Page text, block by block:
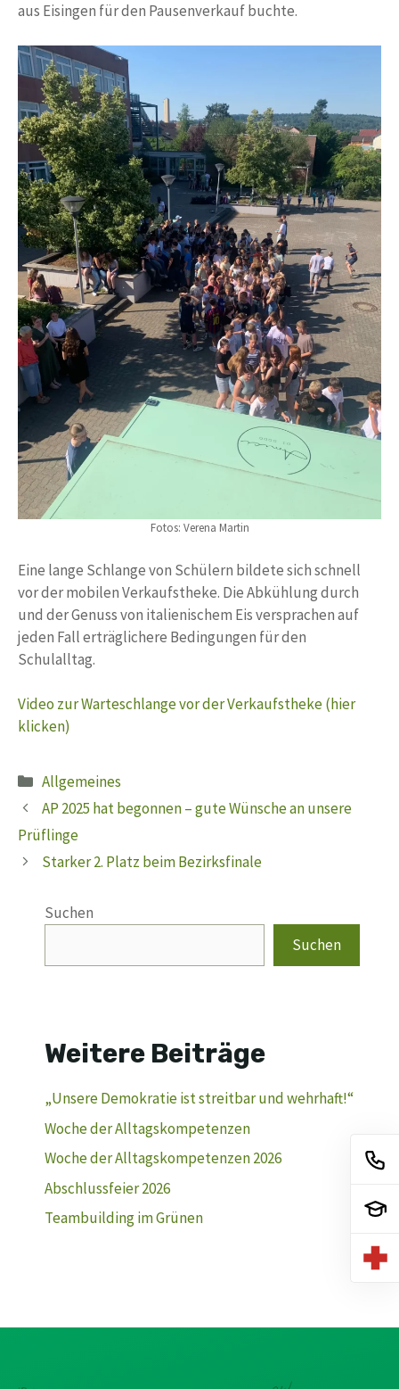
aus Eisingen für den Pausenverkauf buchte.
Fotos: Verena Martin
Eine lange Schlange von Schülern bildete sich schnell
vor der mobilen Verkaufstheke. Die Abkühlung durch
und der Genuss von italienischem Eis versprachen auf
jeden Fall erträglichere Bedingungen für den
Schulalltag.
Video zur Warteschlange vor der Verkaufstheke (hier
klicken)
Kategorien
Allgemeines
AP 2025 hat begonnen – gute Wünsche an unsere
Prüflinge
Starker 2. Platz beim Bezirksfinale
Suchen
Suchen
Weitere Beiträge
„Unsere Demokratie ist streitbar und wehrhaft!“
Woche der Alltagskompetenzen
Woche der Alltagskompetenzen 2026
Abschlussfeier 2026
Teambuilding im Grünen